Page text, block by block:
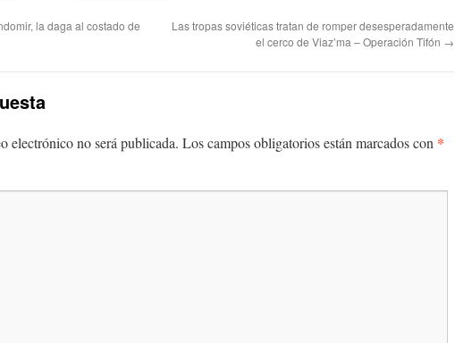
la daga al costado de
Las tropas soviéticas tratan de romper desesperadamente
el cerco de Viaz’ma – Operación Tifón →
electrónico no será publicada. Los campos obligatorios están marcados con *